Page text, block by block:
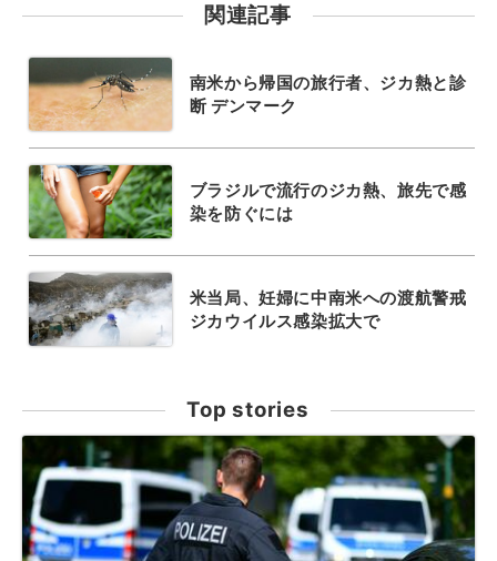
関連記事
南米から帰国の旅行者、ジカ熱と診
断 デンマーク
ブラジルで流行のジカ熱、旅先で感
染を防ぐには
米当局、妊婦に中南米への渡航警戒
ジカウイルス感染拡大で
Top stories